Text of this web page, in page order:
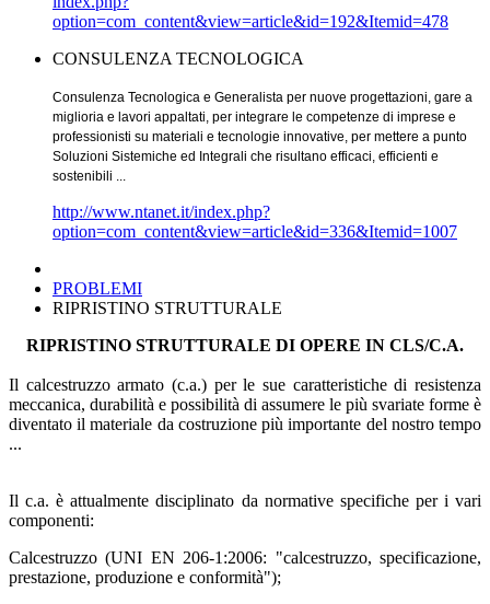
option=com_content&view=article&id=192&Itemid=478
CONSULENZA TECNOLOGICA
Consulenza Tecnologica e Generalista per nuove progettazioni, gare a
miglioria e lavori appaltati, per integrare le competenze di imprese e
professionisti su materiali e tecnologie innovative, per mettere a punto
Soluzioni Sistemiche ed Integrali che risultano efficaci, efficienti e
sostenibili ...
http://www.ntanet.it/index.php?
option=com_content&view=article&id=336&Itemid=1007
PROBLEMI
RIPRISTINO STRUTTURALE
RIPRISTINO STRUTTURALE DI OPERE IN CLS/C.A.
Il calcestruzzo armato (c.a.) per le sue caratteristiche di resistenza
meccanica, durabilità e possibilità di assumere le più svariate forme è
diventato il materiale da costruzione più importante del nostro tempo
...
Il c.a. è attualmente disciplinato da normative specifiche per i vari
componenti:
Calcestruzzo (UNI EN 206-1:2006: "calcestruzzo, specificazione,
prestazione, produzione e conformità");